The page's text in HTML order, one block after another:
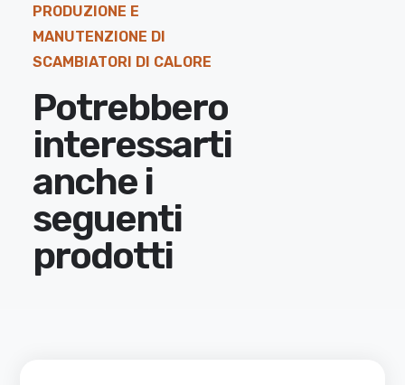
PRODUZIONE E
MANUTENZIONE DI
SCAMBIATORI DI CALORE
Potrebbero
interessarti
anche i
seguenti
prodotti